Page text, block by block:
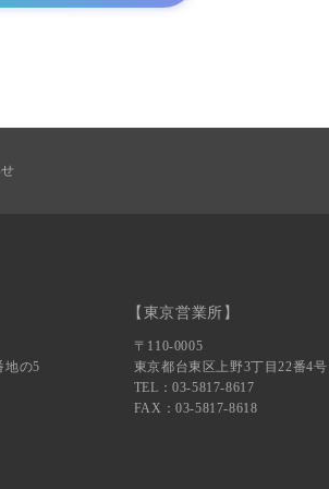
地の5
【東京営業所】
〒110-0005
東京都台東区上野3丁目22番4
TEL：03-5817-8617
FAX：03-5817-8618